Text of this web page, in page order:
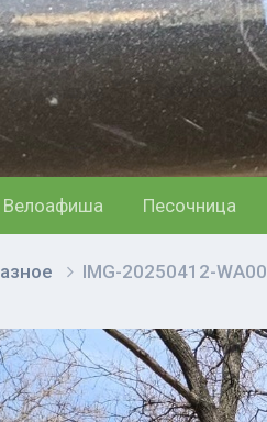
Велоафиша Песочница
IMG-20250412-